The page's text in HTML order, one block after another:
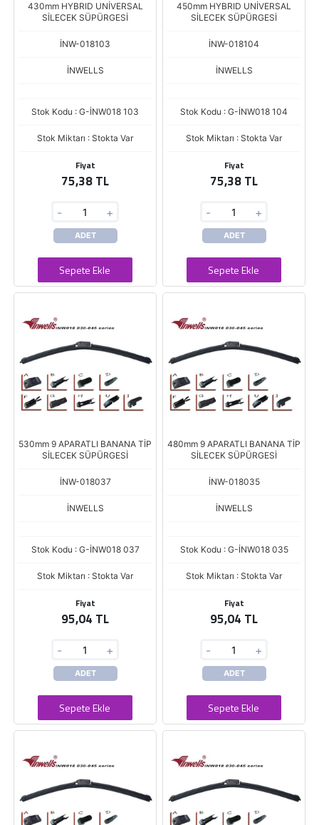
430mm HYBRID UNİVERSAL
SİLECEK SÜPÜRGESİ
İNW-018103
İNWELLS
Stok Kodu : G-İNW018 103
Stok Miktarı : Stokta Var
Fiyat
75,38 TL
- +
ADET
Sepete Ekle
450mm HYBRID UNİVERSAL
SİLECEK SÜPÜRGESİ
İNW-018104
İNWELLS
Stok Kodu : G-İNW018 104
Stok Miktarı : Stokta Var
Fiyat
75,38 TL
- +
ADET
Sepete Ekle
530mm 9 APARATLI BANANA TİP
SİLECEK SÜPÜRGESİ
İNW-018037
İNWELLS
Stok Kodu : G-İNW018 037
Stok Miktarı : Stokta Var
Fiyat
95,04 TL
- +
ADET
Sepete Ekle
480mm 9 APARATLI BANANA TİP
SİLECEK SÜPÜRGESİ
İNW-018035
İNWELLS
Stok Kodu : G-İNW018 035
Stok Miktarı : Stokta Var
Fiyat
95,04 TL
- +
ADET
Sepete Ekle